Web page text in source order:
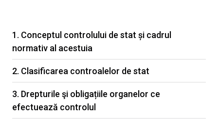
1. Conceptul controlului de stat și cadrul
normativ al acestuia
2. Clasificarea controalelor de stat
3. Drepturile şi obligațiile organelor ce
efectuează controlul